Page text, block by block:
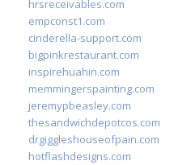
hrsreceivables.com
empconst1.com
cinderella-support.com
bigpinkrestaurant.com
inspirehuahin.com
memmingerspainting.com
jeremypbeasley.com
thesandwichdepotcos.com
drgiggleshouseofpain.com
hotflashdesigns.com